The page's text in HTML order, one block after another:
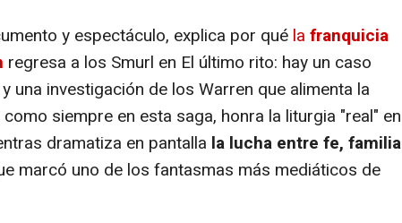
y espectáculo, explica por qué la franquicia
regresa a los Smurl en El último rito: hay un caso
una investigación de los Warren que alimenta la
siempre en esta saga, honra la liturgia "real" en
dramatiza en pantalla la lucha entre fe, familia
marcó uno de los fantasmas más mediáticos de